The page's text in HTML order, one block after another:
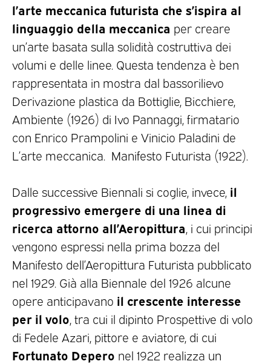
l’arte meccanica futurista che s’ispira al
linguaggio della meccanica per creare
un’arte basata sulla solidità costruttiva dei
volumi e delle linee. Questa tendenza è ben
rappresentata in mostra dal bassorilievo
Derivazione plastica da Bottiglie, Bicchiere,
Ambiente (1926) di Ivo Pannaggi, firmatario
con Enrico Prampolini e Vinicio Paladini de
L’arte meccanica. Manifesto Futurista (1922).
Dalle successive Biennali si coglie, invece, il
progressivo emergere di una linea di
ricerca attorno all’Aeropittura , i cui principi
vengono espressi nella prima bozza del
Manifesto dell’Aeropittura Futurista pubblicato
nel 1929. Già alla Biennale del 1926 alcune
opere anticipavano il crescente interesse
per il volo , tra cui il dipinto Prospettive di volo
di Fedele Azari, pittore e aviatore, di cui
Fortunato Depero nel 1922 realizza un